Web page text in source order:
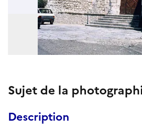
Sujet de la
Description